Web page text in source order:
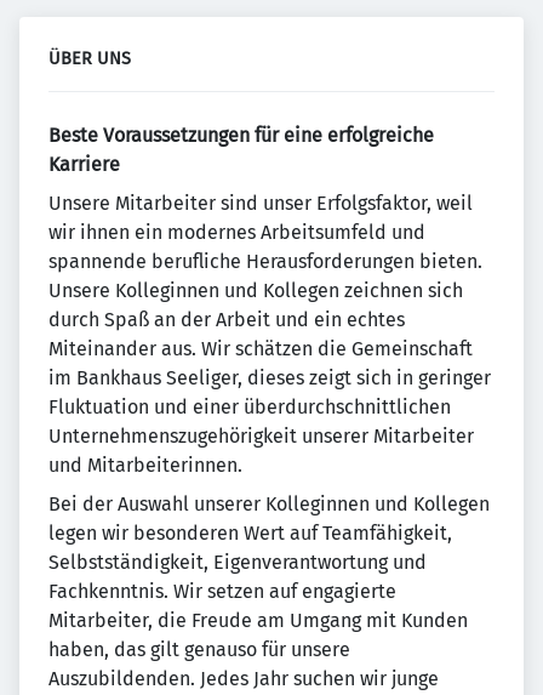
ÜBER UNS
Beste Voraussetzungen für eine erfolgreiche
Karriere
Unsere Mitarbeiter sind unser Erfolgsfaktor, weil
wir ihnen ein modernes Arbeitsumfeld und
spannende berufliche Herausforderungen bieten.
Unsere Kolleginnen und Kollegen zeichnen sich
durch Spaß an der Arbeit und ein echtes
Miteinander aus. Wir schätzen die Gemeinschaft
im Bankhaus Seeliger, dieses zeigt sich in geringer
Fluktuation und einer überdurchschnittlichen
Unternehmenszugehörigkeit unserer Mitarbeiter
und Mitarbeiterinnen.
Bei der Auswahl unserer Kolleginnen und Kollegen
legen wir besonderen Wert auf Teamfähigkeit,
Selbstständigkeit, Eigenverantwortung und
Fachkenntnis. Wir setzen auf engagierte
Mitarbeiter, die Freude am Umgang mit Kunden
haben, das gilt genauso für unsere
Auszubildenden. Jedes Jahr suchen wir junge